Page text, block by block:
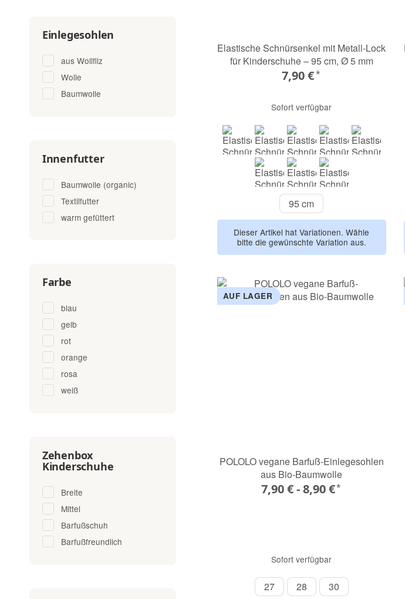
Elastische Schnürsenkel mit Metall-Lock
für Kinderschuhe – 95 cm, Ø 5 mm
7,90 €*
Sofort verfügbar
weiß beige
rosa schwarz
95 cm95 cm
Dieser Artikel hat Variationen. Wähle
bitte die gewünschte Variation aus.
AUF LAGER
POLOLO vegane Barfuß-Einlegesohlen
aus Bio-Baumwolle
7,90 € -8,90 €*
Sofort verfügbar
2727 2828 3030
Einlegesohlen
aus Wollfilz
Wolle
Baumwolle
Innenfutter
Baumwolle (organic)
Textilfutter
warm gefüttert
Farbe
blau
gelb
rot
orange
rosa
weiß
Zehenbox
Kinderschuhe
Breite
Mittel
Barfußschuh
Barfußfreundlich